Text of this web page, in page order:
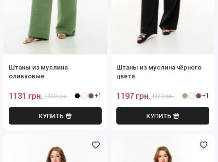
Штаны из муслина
оливковые
1131 грн. 1330 грн. +1
КУПИТЬ
Штаны из муслина чёрного
цвета
1197 грн. 1330 грн. +1
КУПИТЬ